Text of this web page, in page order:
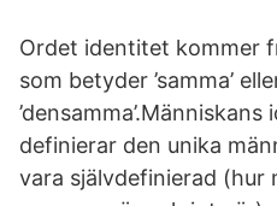
Ordet identitet kommer
som betyder ’samma’
definierar den unika
vara självdefinierad (hur